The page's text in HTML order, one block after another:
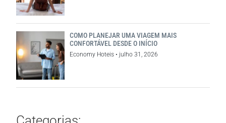
COMO PLANEJAR UMA VIAGEM MAIS
CONFORTÁVEL DESDE O INÍCIO
Economy Hoteis julho 31, 2026